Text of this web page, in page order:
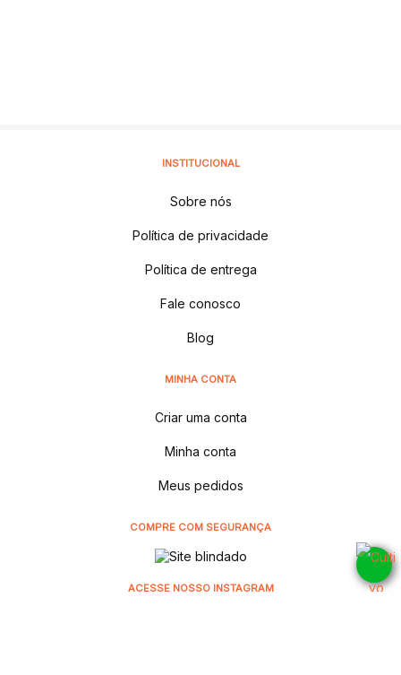
INSTITUCIONAL
Sobre nós
Política de privacidade
Política de entrega
Fale conosco
Blog
MINHA CONTA
Criar uma conta
Minha conta
Meus pedidos
COMPRE COM SEGURANÇA
ACESSE NOSSO INSTAGRAM